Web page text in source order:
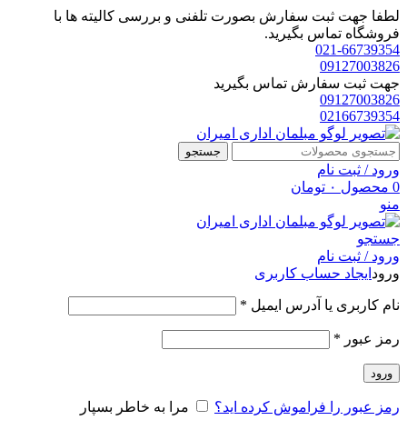
لطفا جهت ثبت سفارش بصورت تلفنی و بررسی کالیته ها با
فروشگاه تماس بگیرید.
021-66739354
09127003826
جهت ثبت سفارش تماس بگیرید
09127003826
02166739354
جستجو
ورود / ثبت نام
0 محصول ۰ تومان
منو
جستجو
ورود / ثبت نام
ورود ایجاد حساب کاربری
نام کاربری یا آدرس ایمیل *
رمز عبور *
ورود
رمز عبور را فراموش کرده اید؟ مرا به خاطر بسپار